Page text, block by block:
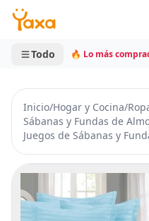
MINI CARRITO
0 productos
Todo 🔥 Lo más
Inicio/Hogar y Cocina/
Sábanas y Fundas de
Juegos de Sábanas y